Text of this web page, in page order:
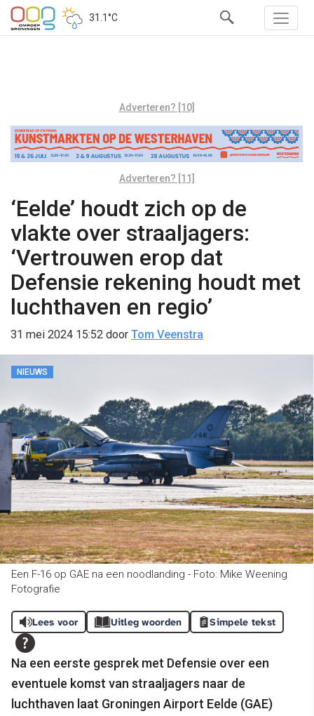
31.1°C
Adverteren? [10]
Adverteren? [11]
‘Eelde’ houdt zich op de
vlakte over straaljagers:
‘Vertrouwen erop dat
Defensie rekening houdt met
luchthaven en regio’
31 mei 2024 15:52 door Tom Veenstra
NIEUWS
Een F-16 op GAE na een noodlanding - Foto: Mike Weening
Fotografie
Lees voor Uitleg woorden Simpele tekst
Na een eerste gesprek met Defensie over een
eventuele komst van straaljagers naar de
luchthaven laat Groningen Airport Eelde (GAE)